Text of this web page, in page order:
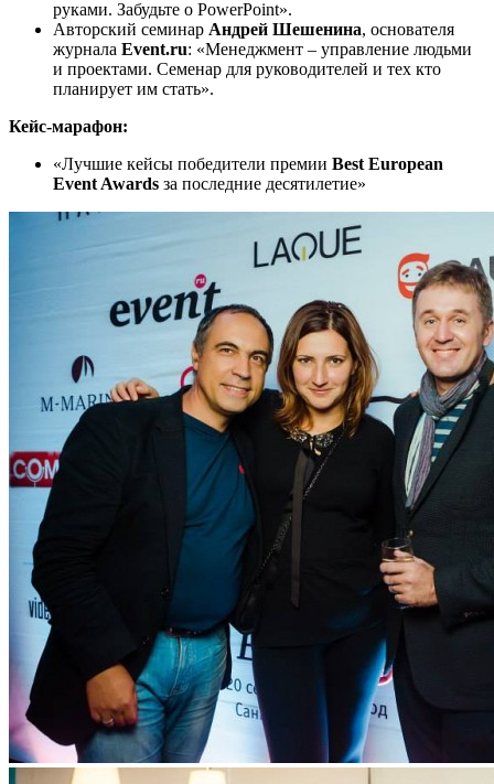
руками. Забудьте о PowerPoint».
Авторский семинар Андрей Шешенина, основателя
журнала Event.ru: «Менеджмент – управление людьми
и проектами. Семенар для руководителей и тех кто
планирует им стать».
Кейс-марафон:
«Лучшие кейсы победители премии Best European
Event Awards за последние десятилетие»